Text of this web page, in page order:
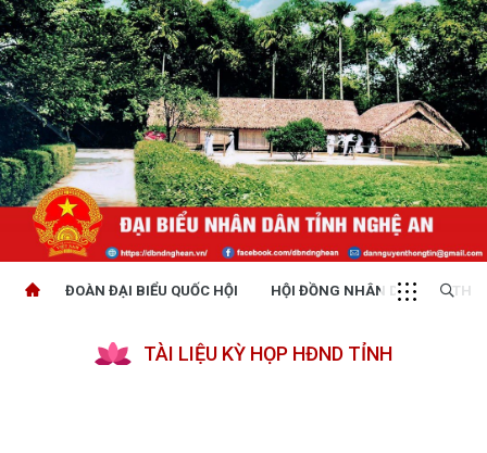
ĐOÀN ĐẠI BIỂU QUỐC HỘI HỘI ĐỒNG NHÂN DÂN
TÀI LIỆU KỲ HỌP HĐND TỈNH